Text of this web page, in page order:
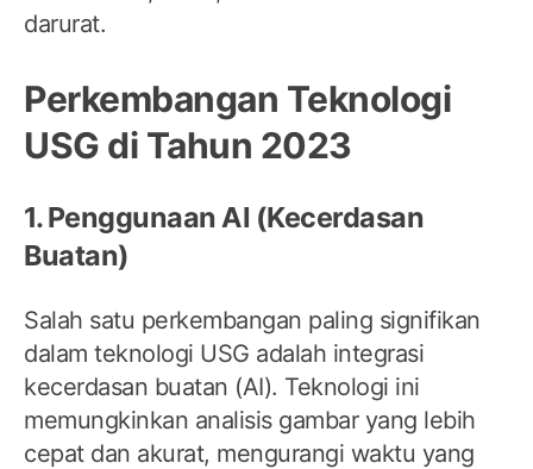
darurat.
Perkembangan Teknologi
USG di Tahun 2023
1. Penggunaan AI (Kecerdasan
Buatan)
Salah satu perkembangan paling signifikan
dalam teknologi USG adalah integrasi
kecerdasan buatan (AI). Teknologi ini
memungkinkan analisis gambar yang lebih
cepat dan akurat, mengurangi waktu yang